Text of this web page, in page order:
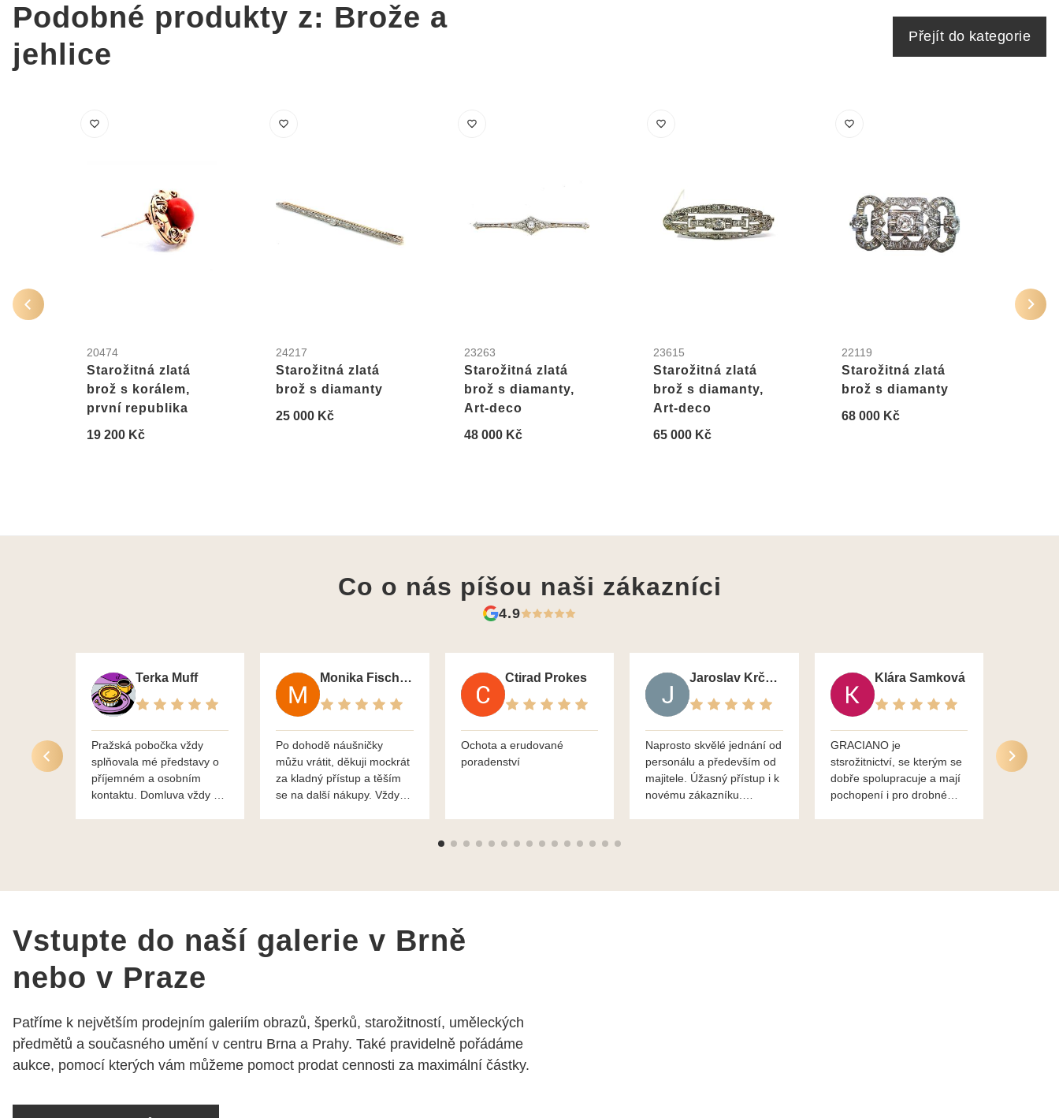
Podobné produkty z: Brože a
jehlice
Přejít do kategorie
20474
Starožitná zlatá
brož s korálem,
první republika
19 200 Kč
24217
Starožitná zlatá
brož s diamanty
25 000 Kč
23263
Starožitná zlatá
brož s diamanty,
Art-deco
48 000 Kč
23615
Starožitná zlatá
brož s diamanty,
Art-deco
65 000 Kč
22119
Starožitná zlatá
brož s diamanty
68 000 Kč
Co o nás píšou naši zákazníci
4.9
Terka Muff
Pražská pobočka vždy
splňovala mé představy o
příjemném a osobním
kontaktu. Domluva vždy na
Moc děkuji a doporučuji se
jak už bylo napsáno - na
požádání Vám šperky z
Super !!! pí Papoušková
Monika Fischerova
Po dohodě náušničky
můžu vrátit, děkuji mockrát
za kladný přístup a těším
se na další nákupy. Vždy
Ctirad Prokes
Ochota a erudované
poradenství
Jaroslav Krčma
Naprosto skvělé jednání od
personálu a především od
majitele. Úžasný přístup i k
novému zákazníku.
Klára Samková
GRACIANO je
stsrožitnictví, se kterým se
dobře spolupracuje a mají
pochopení i pro drobné
Služby
jsou po
Vstupte do naší galerie v Brně
nebo v Praze
Patříme k největším prodejním galeriím obrazů, šperků, starožitností, uměleckých
předmětů a současného umění v centru Brna a Prahy. Také pravidelně pořádáme
aukce, pomocí kterých vám můžeme pomoct prodat cennosti za maximální částky.